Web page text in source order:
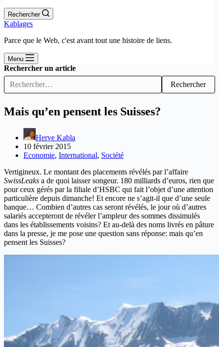
Rechercher
Kablages
Parce que le Web, c'est avant tout une histoire de liens.
Menu
Rechercher un article
Rechercher
Mais qu’en pensent les Suisses?
Herve Kabla
10 février 2015
Economie, International, Société
Vertigineux. Le montant des placements révélés par l’affaire
SwissLeaks a de quoi laisser songeur. 180 milliards d’euros, rien que
pour ceux gérés par la filiale d’HSBC qui fait l’objet d’une attention
particulière depuis dimanche! Et encore ne s’agit-il que d’une seule
banque… Combien d’autres cas seront révélés, le jour où d’autres
salariés accepteront de révéler l’ampleur des sommes dissimulés
dans les établissements voisins? Et au-delà des noms livrés en pâture
dans la presse, je me pose une question sans réponse: mais qu’en
pensent les Suisses?